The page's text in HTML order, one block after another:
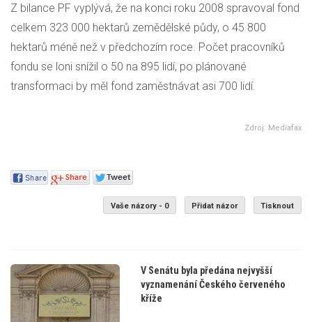
Z bilance PF vyplývá, že na konci roku 2008 spravoval fond
celkem 323 000 hektarů zemědělské půdy, o 45 800
hektarů méně než v předchozím roce. Počet pracovníků
fondu se loni snížil o 50 na 895 lidí, po plánované
transformaci by měl fond zaměstnávat asi 700 lidí.
Zdroj: Mediafax
Vaše názory - 0 Přidat názor Tisknout
V Senátu byla předána nejvyšší
vyznamenání Českého červeného
kříže